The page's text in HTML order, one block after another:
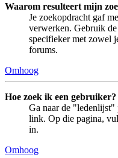
Waarom resulteert mijn
Je zoekopdracht gaf
verwerken. Gebruik
specifieker met zowel
forums.
Omhoog
Hoe zoek ik een gebruiker?
Ga naar de
link. Op die pagina,
in.
Omhoog